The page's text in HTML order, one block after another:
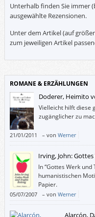
Unterhalb finden Sie immer
ausgewählte Rezensionen.
Unter dem Artikel (auf
zum jeweiligen Artikel
ROMANE & ERZÄHLUNGEN
Doderer, Heimito
Vielleicht hilft diese
zugänglicher zu
21/01/2011 – von Werner
Irving, John:
In “Gottes Werk
humanistischen
Papier.
05/07/2007 – von Werner
Alarcón,